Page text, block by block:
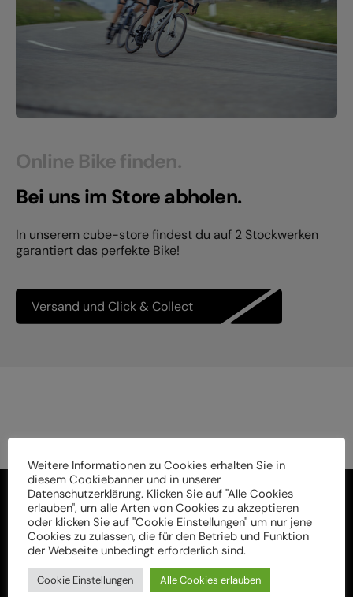
Online Bike finden.
Bei uns im Store abholen.
In unserem cube-store findest du auf 2 Stockwerken
garantiert das perfekte Bike!
Versand und Click & Collect
Weitere Informationen zu Cookies erhalten Sie in
diesem Cookiebanner und in unserer
Datenschutzerklärung. Klicken Sie auf "Alle Cookies
erlauben", um alle Arten von Cookies zu akzeptieren
oder klicken Sie auf "Cookie Einstellungen" um nur jene
Cookies zu zulassen, die für den Betrieb und Funktion
der Webseite unbedingt erforderlich sind.
Cookie Einstellungen Alle Cookies erlauben